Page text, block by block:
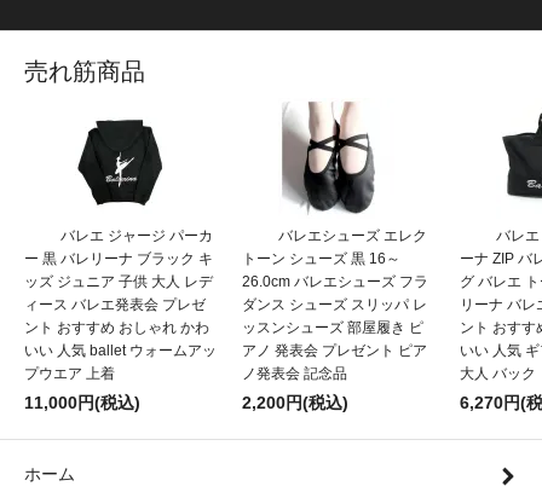
売れ筋商品
バレエ ジャージ パーカ
ー 黒 バレリーナ ブラック キ
ッズ ジュニア 子供 大人 レデ
ィース バレエ発表会 プレゼ
ント おすすめ おしゃれ かわ
いい 人気 ballet ウォームアッ
プウエア 上着
11,000円(税込)
バレエシューズ エレク
トーン シューズ 黒 16～
26.0cm バレエシューズ フラ
ダンス シューズ スリッパ レ
ッスンシューズ 部屋履き ピ
アノ 発表会 プレゼント ピア
ノ発表会 記念品
2,200円(税込)
バレ
ーナ ZIP バ
グ バレエ
リーナ バレ
ント おすす
いい 人気
大人 バック
6,270円(
ホーム